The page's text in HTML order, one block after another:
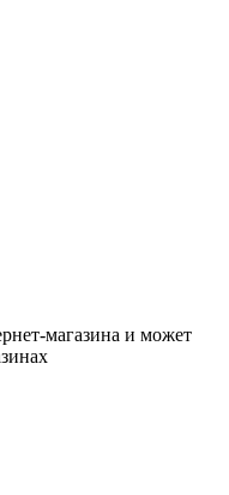
магазина и может